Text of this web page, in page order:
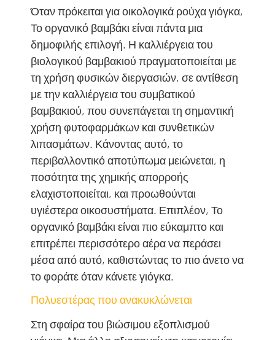
Όταν πρόκειται για οικολογικά ρούχα γιόγκα,
Το οργανικό βαμβάκι είναι πάντα μια
δημοφιλής επιλογή. Η καλλιέργεια του
βιολογικού βαμβακιού πραγματοποιείται με
τη χρήση φυσικών διεργασιών, σε αντίθεση
με την καλλιέργεια του συμβατικού
βαμβακιού, που συνεπάγεται τη σημαντική
χρήση φυτοφαρμάκων και συνθετικών
λιπασμάτων. Κάνοντας αυτό, το
περιβαλλοντικό αποτύπωμα μειώνεται, η
ποσότητα της χημικής απορροής
ελαχιστοποιείται, και προωθούνται
υγιέστερα οικοσυστήματα. Επιπλέον, Το
οργανικό βαμβάκι είναι πιο εύκαμπτο και
επιτρέπει περισσότερο αέρα να περάσει
μέσα από αυτό, καθιστώντας το πιο άνετο να
το φοράτε όταν κάνετε γιόγκα.
Πολυεστέρας που ανακυκλώνεται
Στη σφαίρα του βιώσιμου εξοπλισμού